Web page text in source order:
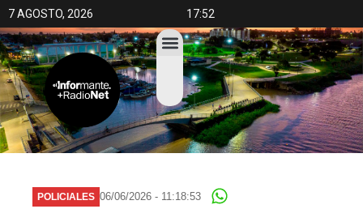
7 AGOSTO, 2026 17:52
POLICIALES 06/06/2026 - 11:18:53